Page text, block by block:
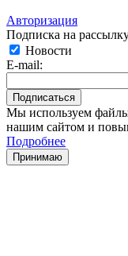
Авторизация
Подписка на
Новости
E-mail:
Мы используем файлы
нашим сайтом и
Подробнее
Принимаю